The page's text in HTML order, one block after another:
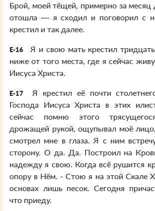
Брой, моей тёщей, примерно за месяц
отошла — я сходил и поговорил с
крестил и так далее.
E-16
Я и свою мать крестил
ниже от того места, где я сейчас
Иисуса Христа.
E-17
Я крестил её почти
Господа Иисуса Христа в этих
сейчас помню этого
дрожащей рукой, ощупывал моё
смотрел мне в глаза. Я с ним
сторону. О да. Да. Построил на
надежду я свою. Когда всё рушится
опору в Нём. - Стою я на этой Скале
основах лишь песок. Сегодня
что приеду.